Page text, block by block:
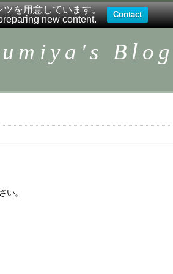
を用意しています。
new content.
Contact
Blog
い。